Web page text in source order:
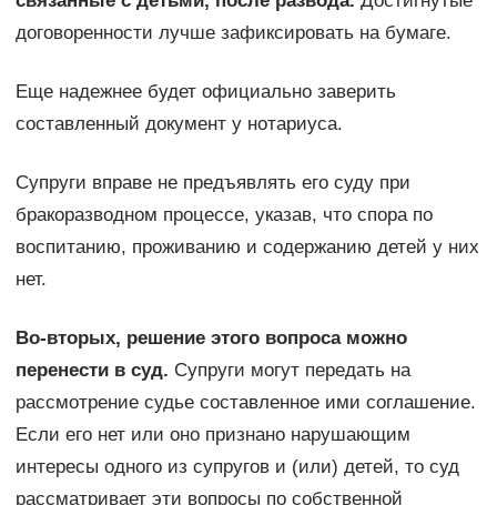
договоренности лучше зафиксировать на бумаге.
Еще надежнее будет официально заверить
составленный документ у нотариуса.
Супруги вправе не предъявлять его суду при
бракоразводном процессе, указав, что спора по
воспитанию, проживанию и содержанию детей у них
нет.
Во-вторых, решение этого вопроса можно
перенести в суд. Супруги могут передать на
рассмотрение судье составленное ими соглашение.
Если его нет или оно признано нарушающим
интересы одного из супругов и (или) детей, то суд
рассматривает эти вопросы по собственной